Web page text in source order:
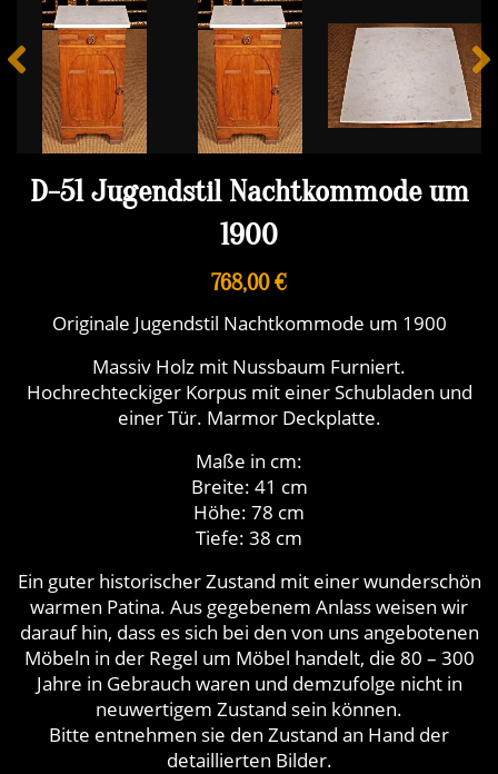
D-51 Jugendstil Nachtkommode um
1900
768,00 €
Originale Jugendstil Nachtkommode um 1900
Massiv Holz mit Nussbaum Furniert.
Hochrechteckiger Korpus mit einer Schubladen und
einer Tür. Marmor Deckplatte.
Maße in cm:
Breite: 41 cm
Höhe: 78 cm
Tiefe: 38 cm
Ein guter historischer Zustand mit einer wunderschön
warmen Patina. Aus gegebenem Anlass weisen wir
darauf hin, dass es sich bei den von uns angebotenen
Möbeln in der Regel um Möbel handelt, die 80 – 300
Jahre in Gebrauch waren und demzufolge nicht in
neuwertigem Zustand sein können.
Bitte entnehmen sie den Zustand an Hand der
detaillierten Bilder.